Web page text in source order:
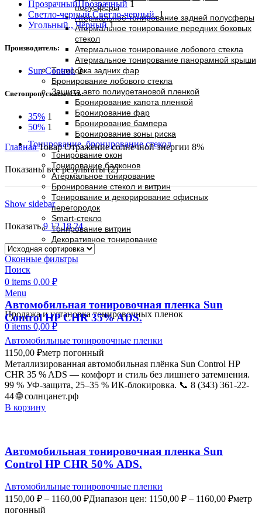
полусферы
Атермальное тонирование задней полусферы
Атермальное тонирование передних боковых
стекол
Атермальное тонирование лобового стекла
Атермальное тонирование панорамной крыши
Тонировка задних фар
Бронирование лобового стекла
Защита авто полиуретановой пленкой
Бронирование капота пленкой
Бронирование фар
Бронирование бампера
Бронирование зоны риска
Тонирование, бронирование стекол
Тонирование окон
Тонирование балконов
Атермальное тонирование
Бронирование стекол и витрин
Тонирование и декорирование офисных
перегородок
Smart-стекло
Тонирование витрин
Декоративное тонирование
Оконные фильтры
Поиск
0 items 0,00 ₽
Menu
Продажа и установка тонировочных пленок
0 items 0,00 ₽
ПрозрачныйПрозрачный 1
Светло-черный.Светло-черный. 1
Угольный., Чёрный 1
Производитель:
Sun Control. 2
Светопропускаемость:
35% 1
50% 1
ГлавнаяТовар Отражение солнечной энергии 8%
Показаны все результаты (2)
Show sidebar
Показать9 121824
Автомобильная тонировочная пленка Sun
Control HP CHR 35% ADS.
Автомобильные тонировочные пленки
1150,00 ₽метр погонный
Металлизированная автомобильная плёнка Sun Control HP
CHR 35 % ADS — комфорт и стиль без лишнего затемнения.
99 % УФ-защита, 25–35 % ИК-блокировка. 📞 8 (343) 361-22-
44 🌐 солнцанет.рф
В корзину
Автомобильная тонировочная пленка Sun
Control HP CHR 50% ADS.
Автомобильные тонировочные пленки
1150,00 ₽ – 1160,00 ₽Диапазон цен: 1150,00 ₽ – 1160,00 ₽метр
погонный